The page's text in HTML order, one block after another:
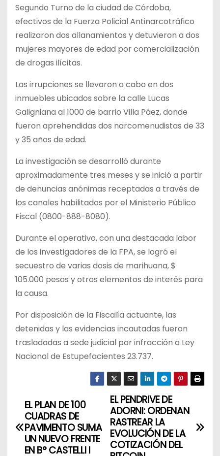
Segundo Turno de la ciudad de Córdoba,
efectivos de la Fuerza Policial Antinarcotráfico
realizaron dos allanamientos y detuvieron a dos
mujeres mayores de edad por comercialización
de drogas ilícitas.
Las irrupciones se llevaron a cabo en dos
inmuebles ubicados sobre la calle Lucas
Galigniana al 1000 de barrio Villa Páez, donde
fueron aprehendidas dos narcomenudistas de 33
y 35 años de edad.
La investigación se desarrolló durante
aproximadamente tres meses y se inició a partir
de denuncias anónimas receptadas a través de
los canales habilitados por el Ministerio Público
Fiscal (0800-888-8080).
Durante el operativo, con una destacada labor
de los investigadores de la FPA, se logró el
secuestro de varias dosis de marihuana, $
105.000 pesos y otros elementos de interés para
la causa.
Por disposición de la Fiscalía actuante, las
detenidas y las evidencias incautadas fueron
trasladadas a sede judicial por infracción a Ley
Nacional de Estupefacientes 23.737.
N
a
EL PENDRIVE DE
ADORNI: ORDENAN
RASTREAR LA
EVOLUCIÓN DE LA
COTIZACIÓN DEL
EL PLAN DE 100
CUADRAS DE
PAVIMENTO SUMA
UN NUEVO FRENTE
EN B° CASTELLI I